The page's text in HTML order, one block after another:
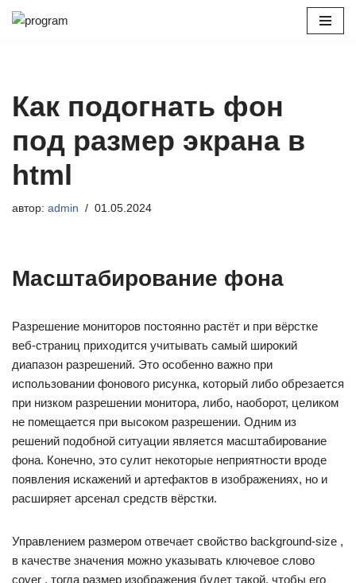
Как подогнать фон
под размер экрана в
html
автор: admin 01.05.2024
Масштабирование фона
Разрешение мониторов постоянно растёт и при вёрстке
веб-страниц приходится учитывать самый широкий
диапазон разрешений. Это особенно важно при
использовании фонового рисунка, который либо обрезается
при низком разрешении монитора, либо, наоборот, целиком
не помещается при высоком разрешении. Одним из
решений подобной ситуации является масштабирование
фона. Конечно, это сулит некоторые неприятности вроде
появления искажений и артефактов в изображениях, но и
расширяет арсенал средств вёрстки.
Управлением размером отвечает свойство background-size ,
в качестве значения можно указывать ключевое слово
cover , тогда размер изображения будет такой, чтобы его